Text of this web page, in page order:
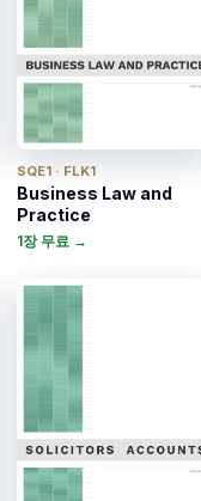
SQE1 · FLK1
Business Law and
Practice
1장 무료 →